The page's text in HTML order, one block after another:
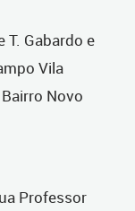
T. Gabardo e
Vila
Novo
Professor